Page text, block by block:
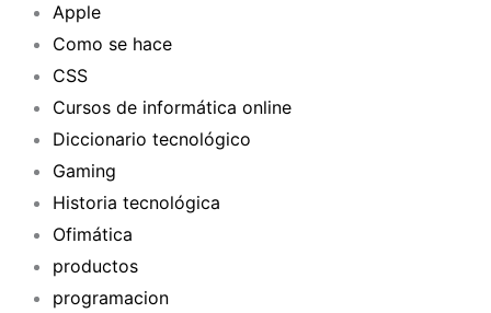
Apple
Como se hace
CSS
Cursos de informática online
Diccionario tecnológico
Gaming
Historia tecnológica
Ofimática
productos
programacion